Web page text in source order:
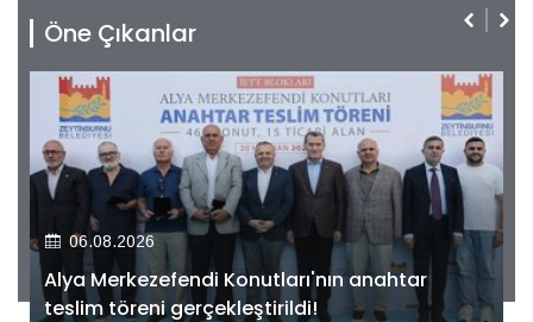
Öne Çıkanlar
06.08.2026
Alya Merkezefendi Konutları'nın anahtar
teslim töreni gerçekleştirildi!